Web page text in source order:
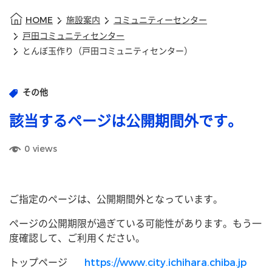
HOME 施設案内
コミュニティーセンター
戸田コミュニティセンター
とんぼ玉作り（戸田コミュニティセンター）
その他
該当するページは公開期間外です。
0 views
ご指定のページは、公開期間外となっています。
ページの公開期限が過ぎている可能性があります。もう一
度確認して、ご利用ください。
トップページ https://www.city.ichihara.chiba.jp